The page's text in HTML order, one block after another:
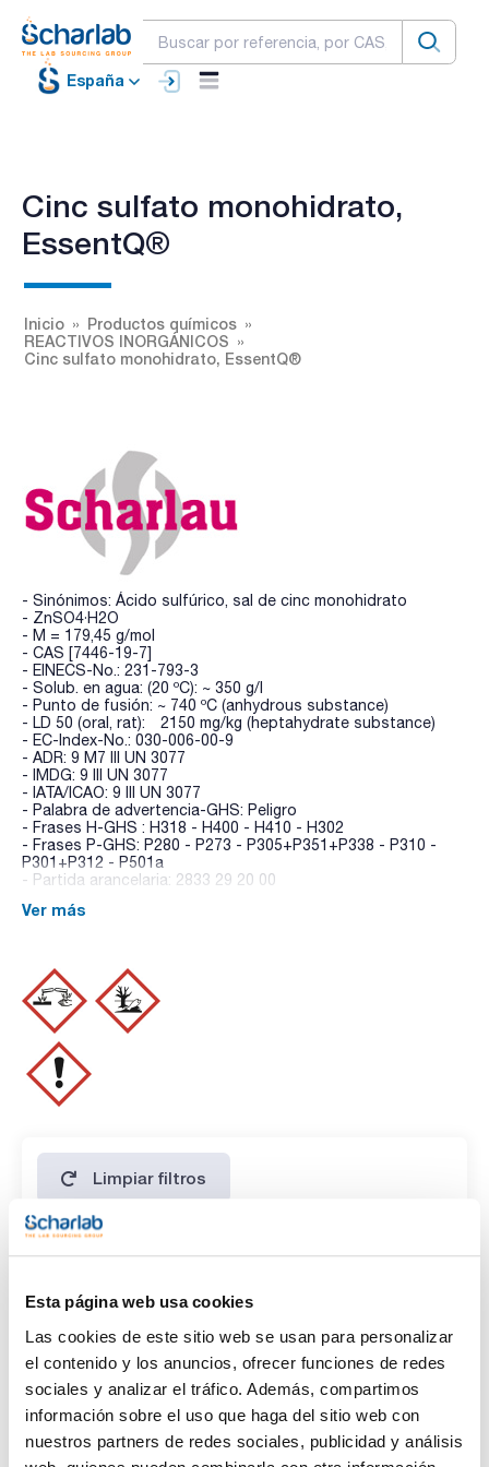
Esta página web usa cookies
Las cookies de este sitio web se usan para personalizar
el contenido y los anuncios, ofrecer funciones de redes
sociales y analizar el tráfico. Además, compartimos
información sobre el uso que haga del sitio web con
nuestros partners de redes sociales, publicidad y análisis
España
Cinc sulfato monohidrato,
EssentQ®
Inicio
Productos químicos
REACTIVOS INORGÁNICOS
Cinc sulfato monohidrato, EssentQ®
- Sinónimos: Ácido sulfúrico, sal de cinc monohidrato
- ZnSO4·H2O
- M = 179,45 g/mol
- CAS [7446-19-7]
- EINECS-No.: 231-793-3
- Solub. en agua: (20 ºC): ~ 350 g/l
- Punto de fusión: ~ 740 ºC (anhydrous substance)
- LD 50 (oral, rat): 2150 mg/kg (heptahydrate substance)
- EC-Index-No.: 030-006-00-9
- ADR: 9 M7 III UN 3077
- IMDG: 9 III UN 3077
- IATA/ICAO: 9 III UN 3077
- Palabra de advertencia-GHS: Peligro
- Frases H-GHS : H318 - H400 - H410 - H302
- Frases P-GHS: P280 - P273 - P305+P351+P338 - P310 -
P301+P312 - P501a
- Partida arancelaria: 2833 29 20 00
ESPECIFICACIONES
Ver más
Limpiar filtros
Características
Capacidad
x 1 kg (1)